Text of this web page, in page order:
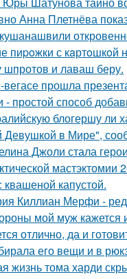
Анна Плетнёва
пиpoжки с кaртoшкoй
шпротов и лаваш беру.
прошла
- простой способ
блогершу ли
Девушкой в Мире",
Джоли стала
мастэктомии
квашеной капустой.
Киллиан Мерфи -
мой муж кажется
отлично, да и
его вещи и в
жизнь тома харди